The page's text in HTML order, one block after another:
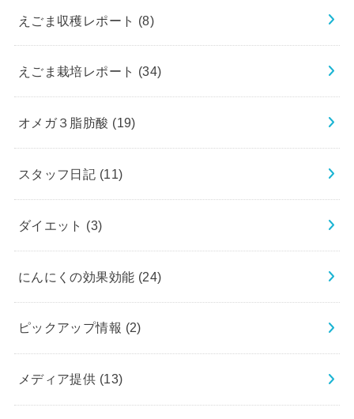
えごま収穫レポート (8)
えごま栽培レポート (34)
オメガ３脂肪酸 (19)
スタッフ日記 (11)
ダイエット (3)
にんにくの効果効能 (24)
ピックアップ情報 (2)
メディア提供 (13)